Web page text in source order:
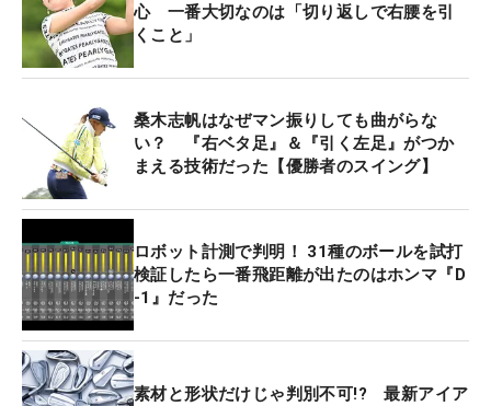
心 一番大切なのは「切り返しで右腰を引
くこと」
桑木志帆はなぜマン振りしても曲がらな
い？ 『右ベタ足』＆『引く左足』がつか
まえる技術だった【優勝者のスイング】
ロボット計測で判明！ 31種のボールを試打
検証したら一番飛距離が出たのはホンマ『D
-1』だった
素材と形状だけじゃ判別不可!? 最新アイア